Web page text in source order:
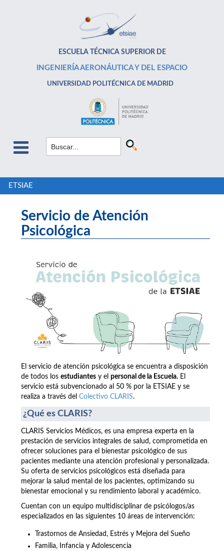
ESCUELA TÉCNICA SUPERIOR DE
INGENIERÍA AERONÁUTICA Y DEL ESPACIO
UNIVERSIDAD POLITÉCNICA DE MADRID
ETSIAE
Servicio de Atención
Psicológica
El servicio de atención psicológica se encuentra a disposición
de todos los estudiantes y el personal de la Escuela. El
servicio está subvencionado al 50 % por la ETSIAE y se
realiza a través del Colectivo CLARIS.
¿Qué es CLARIS?
CLARIS Servicios Médicos, es una empresa experta en la
prestación de servicios integrales de salud, comprometida en
ofrecer soluciones para el bienestar psicológico de sus
pacientes mediante una atención profesional y personalizada.
Su oferta de servicios psicológicos está diseñada para
mejorar la salud mental de los pacientes, optimizando su
bienestar emocional y su rendimiento laboral y académico.
Cuentan con un equipo multidisciplinar de psicólogos/as
especializados en las siguientes 10 áreas de intervención:
Trastornos de Ansiedad, Estrés y Mejora del Sueño
Familia, Infancia y Adolescencia